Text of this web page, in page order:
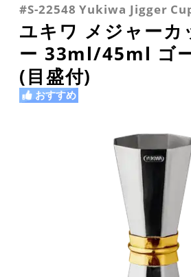
#S-22548 Yukiwa Jigger
ユキワ メジャーカ
ー 33ml/45ml ゴ
(目盛付)
おすすめ